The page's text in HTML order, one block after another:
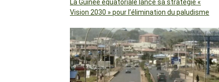
La Guinée équatoriale lance sa stratégie «
Vision 2030 » pour l’élimination du paludisme